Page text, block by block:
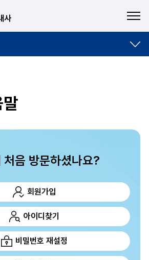
처음 방문하셨나요?
회원가입
아이디찾기
비밀번호 재설정